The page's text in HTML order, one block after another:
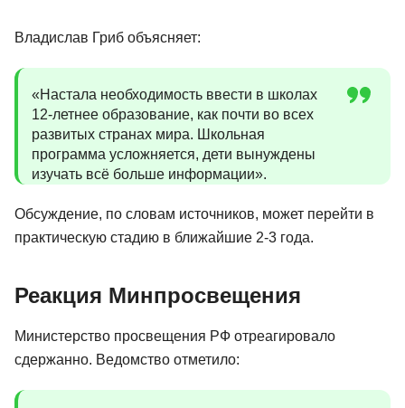
Владислав Гриб объясняет:
«Настала необходимость ввести в школах
12-летнее образование, как почти во всех
развитых странах мира. Школьная
программа усложняется, дети вынуждены
изучать всё больше информации».
Обсуждение, по словам источников, может перейти в
практическую стадию в ближайшие 2-3 года.
Реакция Минпросвещения
Министерство просвещения РФ отреагировало
сдержанно. Ведомство отметило: